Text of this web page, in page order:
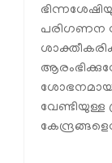
പരിഗണന
ശോഭനമായ